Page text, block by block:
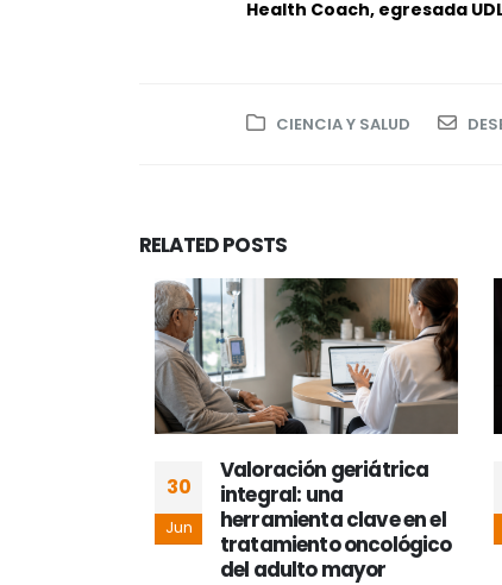
Health Coach, egresada
CIENCIA Y SALUD
RELATEDPOSTS
30
Jun
Valoración geriátrica
integral: una
herramienta clave en el
tratamiento oncológico
del adulto mayor